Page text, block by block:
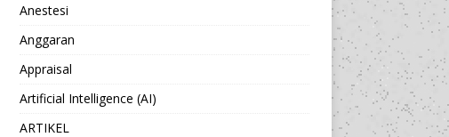
Anestesi
Anggaran
Appraisal
Artificial Intelligence (AI)
ARTIKEL